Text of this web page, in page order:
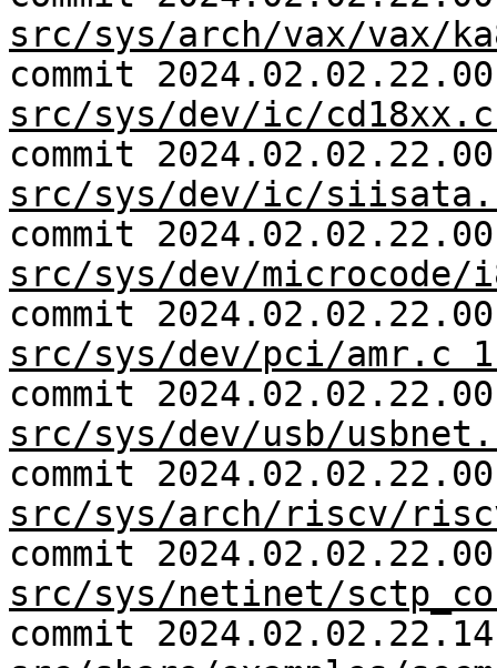
src/sys/arch/vax/vax/
commit
src/sys/dev/ic/
commit
src/sys/dev/ic/
commit
src/sys/dev/microcode/
commit
src/sys/dev/pci/amr.c
commit
src/sys/dev/usb/
commit
src/sys/arch/riscv/
commit
src/sys/netinet/
commit